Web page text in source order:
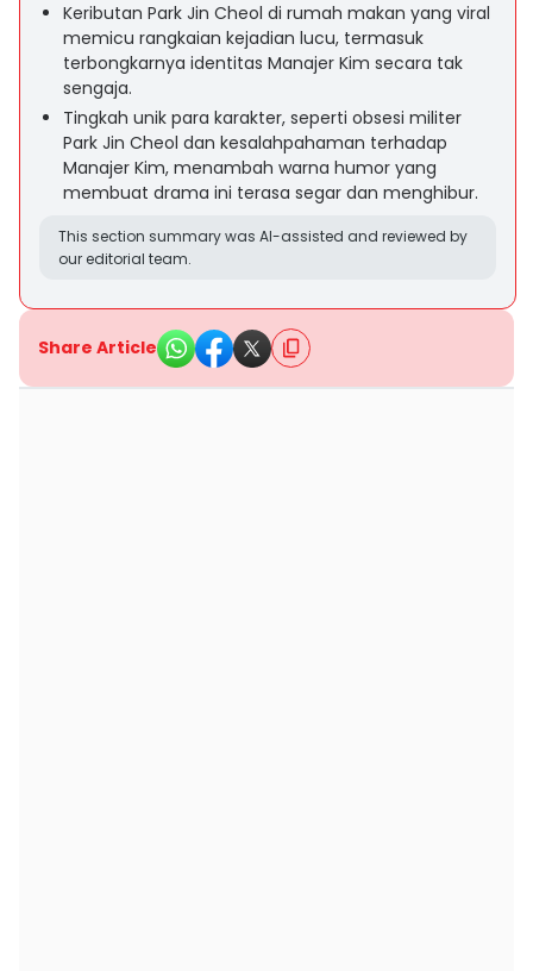
Keributan Park Jin Cheol di rumah makan yang viral
memicu rangkaian kejadian lucu, termasuk
terbongkarnya identitas Manajer Kim secara tak
sengaja.
Tingkah unik para karakter, seperti obsesi militer
Park Jin Cheol dan kesalahpahaman terhadap
Manajer Kim, menambah warna humor yang
membuat drama ini terasa segar dan menghibur.
This section summary was AI-assisted and reviewed by
our editorial team.
Share Article